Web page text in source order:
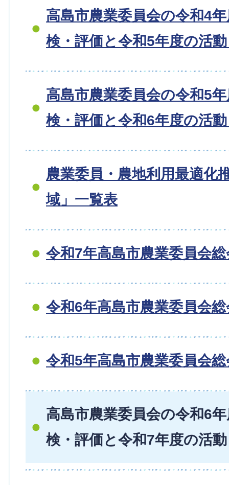
高島市農業委員会の令和4
検・評価と令和5年度の活
高島市農業委員会の令和5
検・評価と令和6年度の活
農業委員・農地利用最適化
域」一覧表
令和7年高島市農業委員会
令和6年高島市農業委員会
令和5年高島市農業委員会
高島市農業委員会の令和6
検・評価と令和7年度の活